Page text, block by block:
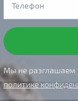
Мы не разглашаем
политике